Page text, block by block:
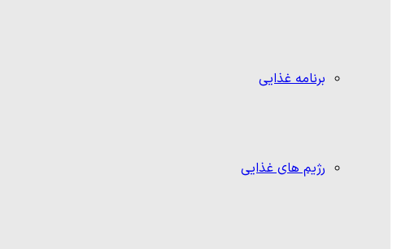
برنامه غذایی
رژیم های غذایی